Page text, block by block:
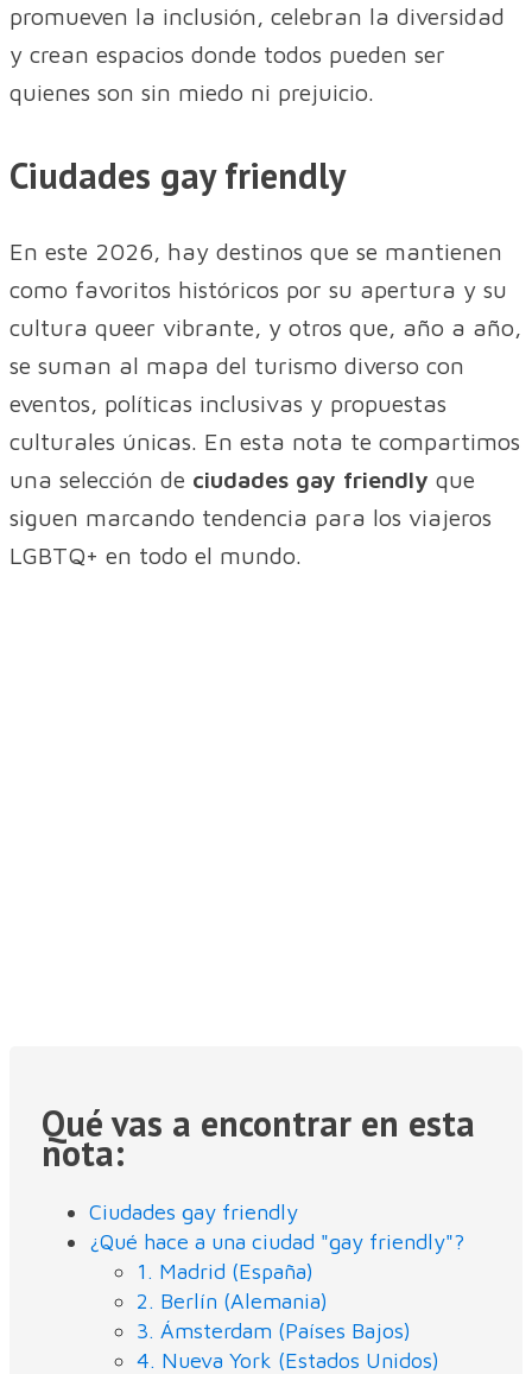
promueven la inclusión, celebran la diversidad
y crean espacios donde todos pueden ser
quienes son sin miedo ni prejuicio.
Ciudades gay friendly
En este 2026, hay destinos que se mantienen
como favoritos históricos por su apertura y su
cultura queer vibrante, y otros que, año a año,
se suman al mapa del turismo diverso con
eventos, políticas inclusivas y propuestas
culturales únicas. En esta nota te compartimos
una selección de ciudades gay friendly que
siguen marcando tendencia para los viajeros
LGBTQ+ en todo el mundo.
Qué vas a encontrar en esta
nota:
Ciudades gay friendly
¿Qué hace a una ciudad "gay friendly"?
1. Madrid (España)
2. Berlín (Alemania)
3. Ámsterdam (Países Bajos)
4. Nueva York (Estados Unidos)